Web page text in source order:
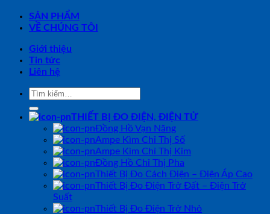
SẢN PHẨM
VỀ CHÚNG TÔI
Giới thiệu
Tin tức
Liên hệ
Tìm
kiếm:
THIẾT BỊ ĐO ĐIỆN, ĐIỆN TỬ
Đồng Hồ Vạn Năng
Ampe Kìm Chỉ Thị Số
Ampe Kìm Chỉ Thị Kim
Đồng Hồ Chỉ Thị Pha
Thiết Bị Đo Cách Điện – Điện Áp Cao
Thiết Bị Đo Điện Trở Đất – Điện Trở
Suất
Thiết Bị Đo Điện Trở Nhỏ